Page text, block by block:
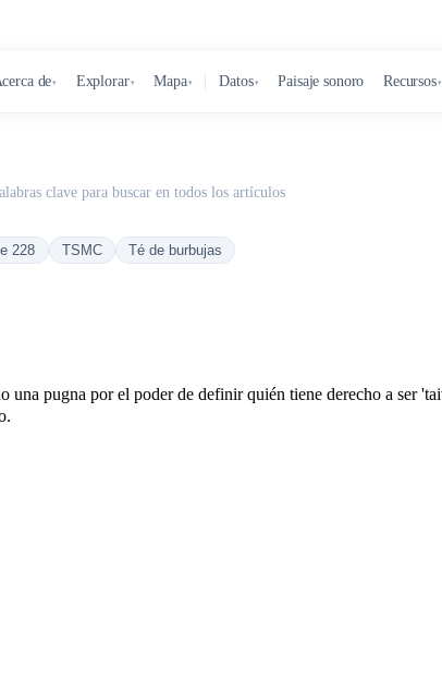
de▾ Explorar▾ Mapa▾ Datos▾ Paisaje sonoro Recursos▾
clave para buscar en todos los artículos
228 TSMC Té de burbujas
pugna por el poder de definir quién tiene derecho a ser